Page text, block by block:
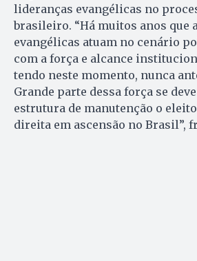
lideranças evangélicas no
brasileiro. “Há muitos anos que
evangélicas atuam no cenário
com a força e alcance
tendo neste momento, nunca
Grande parte dessa força se
estrutura de manutenção o
direita em ascensão no Brasil”,